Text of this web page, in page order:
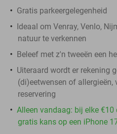
Gratis parkeergelegenheid
Ideaal om Venray, Venlo,
natuur te verkennen
Beleef met z'n tweeën een
Uiteraard wordt er rekening
(di)eetwensen of allergieën,
reservering
Alleen vandaag: bij elke €10
gratis kans op een iPhone